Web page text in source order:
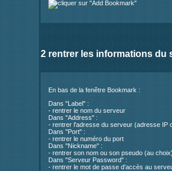
2 rentrer les informations du
En bas de la fenêtre Bookmark :
Dans "Label" :
- rentrer le nom du serveur
Dans "Address" :
- rentrer l'adresse du serveur (adresse IP
Dans "Port" :
- rentrer le numéro du port
Dans "Nickname" :
- rentrer son nom ou son pseudo (au
Dans "Serveur Password" :
- rentrer le mot de passe d'accès au